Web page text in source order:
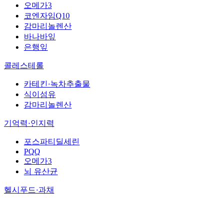
오메가3
코엔자임Q10
감마리놀렌산
바나바잎
은행잎
콜레스테롤
카테킨·녹차추출물
식이섬유
감마리놀렌산
기억력·인지력
포스파티딜세린
PQQ
오메가3
뇌 유산균
헬시푸드·과채